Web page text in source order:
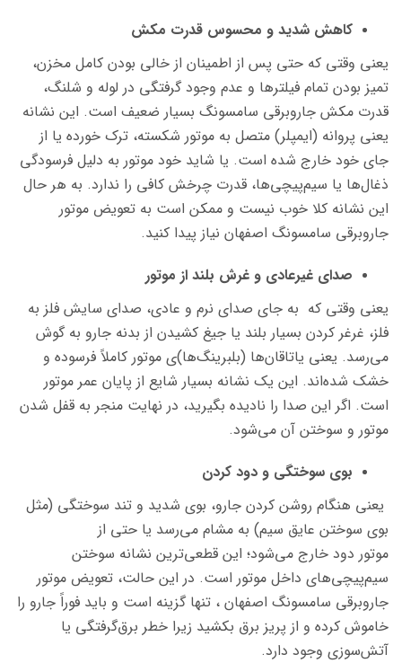
کاهش شدید و محسوس قدرت مکش
یعنی وقتی که حتی پس از اطمینان از خالی بودن کامل مخزن،
تمیز بودن تمام فیلترها و عدم وجود گرفتگی در لوله و شلنگ،
قدرت مکش جاروبرقی سامسونگ بسیار ضعیف است. این نشانه
یعنی پروانه (ایمپلر) متصل به موتور شکسته، ترک خورده یا از
جای خود خارج شده است. یا شاید خود موتور به دلیل فرسودگی
ذغال‌ها یا سیم‌پیچی‌ها، قدرت چرخش کافی را ندارد. به هر حال
این نشانه کلا خوب نیست و ممکن است به تعویض موتور
جاروبرقی سامسونگ اصفهان نیاز پیدا کنید.
صدای غیرعادی و غرش بلند از موتور
یعنی وقتی که به جای صدای نرم و عادی، صدای سایش فلز به
فلز، غرغر کردن بسیار بلند یا جیغ کشیدن از بدنه جارو به گوش
می‌رسد. یعنی یاتاقان‌ها (بلبرینگ‌ها)ی موتور کاملاً فرسوده و
خشک شده‌اند. این یک نشانه بسیار شایع از پایان عمر موتور
است. اگر این صدا را نادیده بگیرید، در نهایت منجر به قفل شدن
موتور و سوختن آن می‌شود.
بوی سوختگی و دود کردن
یعنی هنگام روشن کردن جارو، بوی شدید و تند سوختگی (مثل
بوی سوختن عایق سیم) به مشام می‌رسد یا حتی از
موتور دود خارج می‌شود؛ این قطعی‌ترین نشانه سوختن
سیم‌پیچی‌های داخل موتور است. در این حالت، تعویض موتور
جاروبرقی سامسونگ اصفهان ، تنها گزینه است و باید فوراً جارو را
خاموش کرده و از پریز برق بکشید زیرا خطر برق‌گرفتگی یا
آتش‌سوزی وجود دارد.